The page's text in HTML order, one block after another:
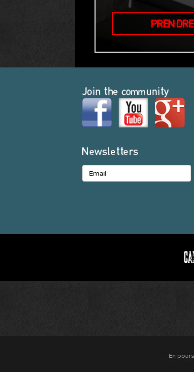
Join the community
Newsletters
Restaurant
En